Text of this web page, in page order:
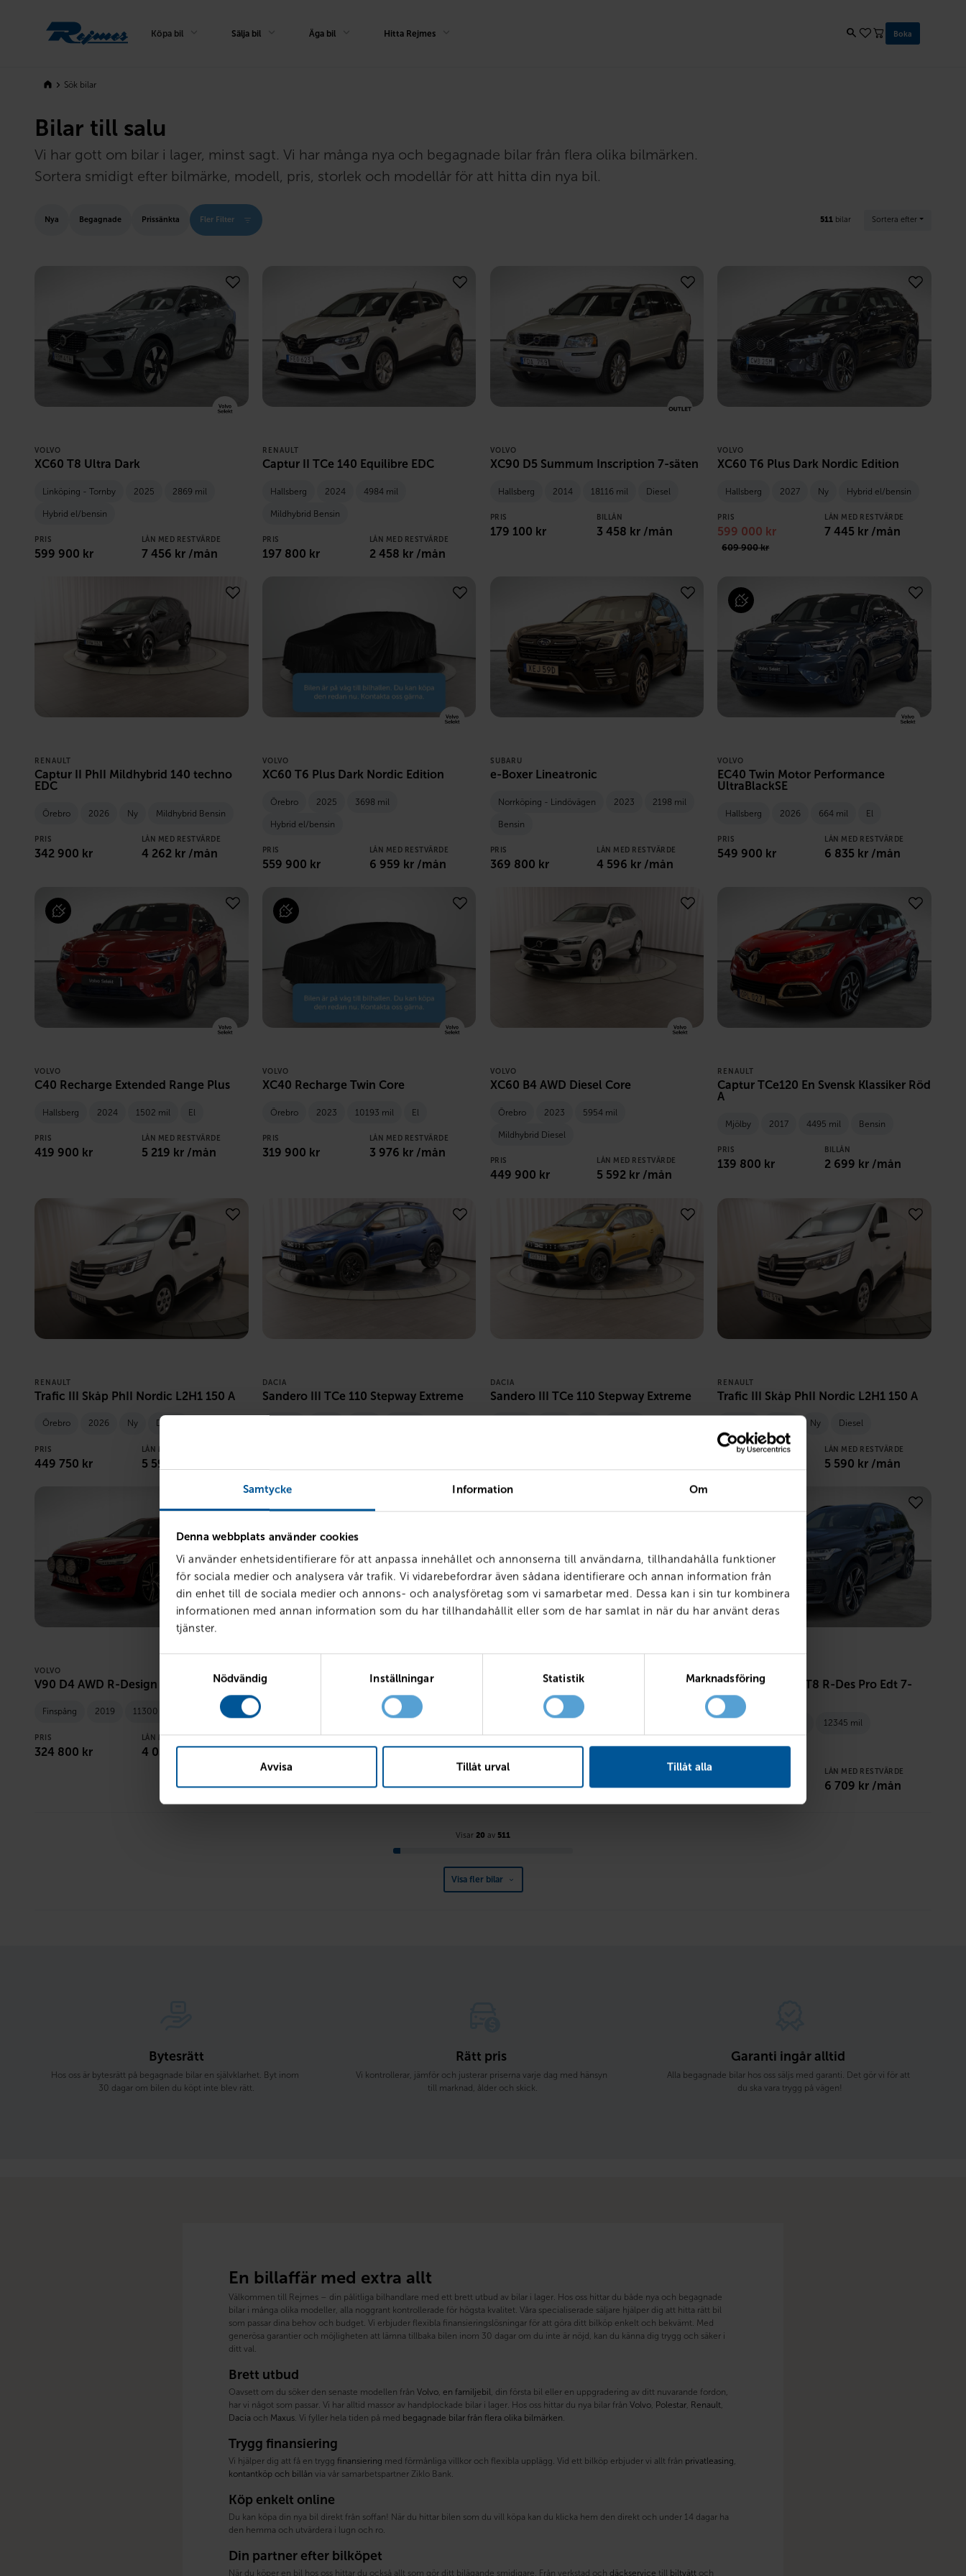
Samtycke Information Om
Denna webbplats använder cookies
Vi använder enhetsidentifierare för att anpassa innehållet och annonserna till användarna, tillhandahålla funktioner
för sociala medier och analysera vår trafik. Vi vidarebefordrar även sådana identifierare och annan information från
din enhet till de sociala medier och annons- och analysföretag som vi samarbetar med. Dessa kan i sin tur kombinera
informationen med annan information som du har tillhandahållit eller som de har samlat in när du har använt deras
tjänster.
Nödvändig
Inställningar Statistik Marknadsföring
Avvisa Tillåt urval Tillåt alla
Köpa bil Sälja bil Äga bil Hitta Rejmes Boka
Sök bilar
Bilar till salu
Vi har gott om bilar i lager, minst sagt. Vi har många nya och begagnade bilar från flera olika bilmärken.
Sortera smidigt efter bilmärke, modell, pris, storlek och modellår för att hitta din nya bil.
Nya Begagnade Prissänkta Fler Filter 511 bilar Sortera efter
VOLVO
XC60 T8 Ultra Dark
Linköping - Tornby 2025 2869 mil
Hybrid el/bensin
PRIS
599 900 kr
LÅN MED RESTVÄRDE
7 456 kr /mån
RENAULT
Captur II TCe 140 Equilibre EDC
Hallsberg 2024 4984 mil
Mildhybrid Bensin
PRIS
197 800 kr
LÅN MED RESTVÄRDE
2 458 kr /mån
VOLVO
XC90 D5 Summum Inscription 7-säten
Hallsberg 2014 18116 mil Diesel
PRIS
179 100 kr
BILLÅN
3 458 kr /mån
VOLVO
XC60 T6 Plus Dark Nordic Edition
Hallsberg 2027 Ny Hybrid el/bensin
PRIS
599 000 kr
609 900kr
LÅN MED RESTVÄRDE
7 445 kr /mån
RENAULT
Captur II PhII Mildhybrid 140 techno
EDC
Örebro 2026 Ny Mildhybrid Bensin
PRIS
342 900 kr
LÅN MED RESTVÄRDE
4 262 kr /mån
VOLVO
XC60 T6 Plus Dark Nordic Edition
Örebro 2025 3698 mil
Hybrid el/bensin
PRIS
559 900 kr
LÅN MED RESTVÄRDE
6 959 kr /mån
SUBARU
e-Boxer Lineatronic
Norrköping - Lindövägen 2023 2198 mil
Bensin
PRIS
369 800 kr
LÅN MED RESTVÄRDE
4 596 kr /mån
VOLVO
EC40 Twin Motor Performance
UltraBlackSE
Hallsberg 2026 664 mil El
PRIS
549 900 kr
LÅN MED RESTVÄRDE
6 835 kr /mån
VOLVO
C40 Recharge Extended Range Plus
Hallsberg 2024 1502 mil El
PRIS
419 900 kr
LÅN MED RESTVÄRDE
5 219 kr /mån
VOLVO
XC40 Recharge Twin Core
Örebro 2023 10193 mil El
PRIS
319 900 kr
LÅN MED RESTVÄRDE
3 976 kr /mån
VOLVO
XC60 B4 AWD Diesel Core
Örebro 2023 5954 mil
Mildhybrid Diesel
PRIS
449 900 kr
LÅN MED RESTVÄRDE
5 592 kr /mån
RENAULT
Captur TCe120 En Svensk Klassiker Röd
A
Mjölby 2017 4495 mil Bensin
PRIS
139 800 kr
BILLÅN
2 699 kr /mån
RENAULT
Trafic III Skåp PhII Nordic L2H1 150 A
Örebro 2026 Ny Diesel
PRIS
449 750 kr
LÅN MED RESTVÄRDE
5 590
DACIA
Sandero III TCe 110 Stepway Extreme
DACIA
Sandero III TCe 110 Stepway Extreme
RENAULT
Trafic III Skåp PhII Nordic L2H1 150 A
Ny Diesel
PRIS LÅN MED RESTVÄRDE
5 590 kr /mån
VOLVO
V90 D4 AWD R-Design
Finspång 2019 11300 mil
PRIS
324 800 kr
LÅN MED RESTVÄRDE
4 037 kr /mån
Scout 2.0 TDI 4x4 Premium
14132 mil
PRIS
159 800kr
BILLÅN
3 085 kr /mån
EX40 Single Motor ExtendedRange
PRIS
569 900
LÅN MED RESTVÄRDE
kr /mån
XC90 Recharge T8 R-Des Pro Edt 7-
säten
12345 mil
Hybrid el/bensin
539 800kr
LÅN MED RESTVÄRDE
6 709 kr /mån
Visar 20 av 511
Visa fler bilar
Bytesrätt
Hos oss är bytesrätt på begagnade bilar en självklarhet. Byt inom
30 dagar om bilen du köpt inte blev rätt.
Rätt pris
Vi kontrollerar, jämför och justerar priserna varje dag med hänsyn
till marknad, ålder och skick.
Garanti ingår alltid
Alla begagnade bilar hos oss säljs med garanti. Det gör vi för att
du ska vara trygg på vägen!
En billaffär med extra allt
Välkommen till Rejmes – din pålitliga bilhandlare med ett brett utbud av bilar i lager. Hos oss hittar du både nya och begagnade
bilar i många olika modeller, alla noggrant kontrollerade för högsta kvalitet. Våra specialiserade säljare hjälper dig att hitta rätt bil
som passar dina behov och budget. Vi erbjuder flexibla finansieringslösningar för att göra ditt bilköp enkelt och bekvämt. Med
generösa garantier och möjligheten att lämna tillbaka bilen inom 30 dagar om du inte är nöjd, kan du känna dig trygg och säker i
ditt val.
Brett utbud
Oavsett om du söker den senaste modellen från Volvo en familjebil , din första bil eller en uppgradering av ditt nuvarande fordon,
har vi något som passar. Vi har alltid massor av handplockade bilar i lager. Hos oss hittar du nya bilar från Volvo Polestar Renault
Dacia och Maxus . Vi fyller hela tiden på med begagnade bilar från flera olika bilmärken
Trygg finansiering
Vi hjälper dig att få en trygg finansiering med förmånliga villkor och flexibla upplägg. Vid ett bilköp erbjuder vi allt från privatleasing
kontantköp och billån via vår samarbetspartner Ziklo Bank.
Köp enkelt online
Du kan köpa din nya bil direkt från soffan! När du hittar bilen som du vill köpa kan du klicka hem den direkt och under 14 dagar ha
den hemma och utvärdera i lugn och ro.
Din partner efter bilköpet
När du köper en bil hos oss hittar du också allt som gör ditt bilägande smidigare. Från verkstad och däckservice till biltvätt och